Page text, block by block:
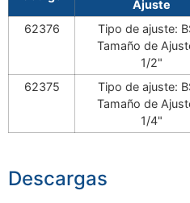
Ajuste
62376
Tipo de ajuste:
Tamaño de
1/2"
62375
Tipo de ajuste:
Tamaño de
1/4"
Descargas